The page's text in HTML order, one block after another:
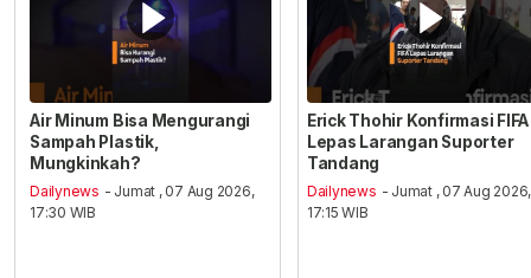
Air Minum Bisa Mengurangi
Sampah Plastik,
Mungkinkah?
Dailynews - Jumat , 07 Aug 2026,
17:30 WIB
Erick Thohir Konfirmasi FIFA
Lepas Larangan Suporter
Tandang
Dailynews - Jumat , 07 Aug 2026,
17:15 WIB